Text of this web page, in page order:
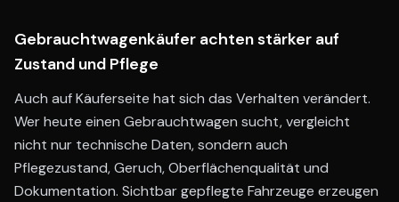
Gebrauchtwagenkäufer achten stärker auf
Zustand und Pflege
Auch auf Käuferseite hat sich das Verhalten verändert.
Wer heute einen Gebrauchtwagen sucht, vergleicht
nicht nur technische Daten, sondern auch
Pflegezustand, Geruch, Oberflächenqualität und
Dokumentation. Sichtbar gepflegte Fahrzeuge erzeugen